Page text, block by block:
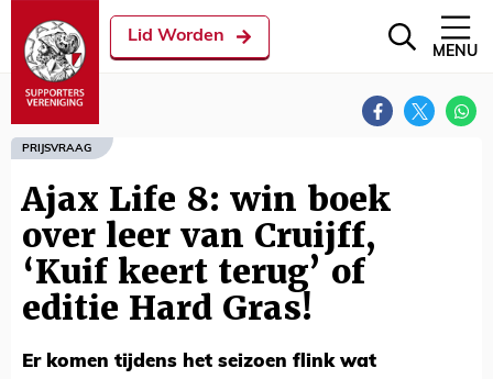
Lid Worden
MENU
PRIJSVRAAG
Ajax Life 8: win boek
over leer van Cruijff,
‘Kuif keert terug’ of
editie Hard Gras!
Er komen tijdens het seizoen flink wat